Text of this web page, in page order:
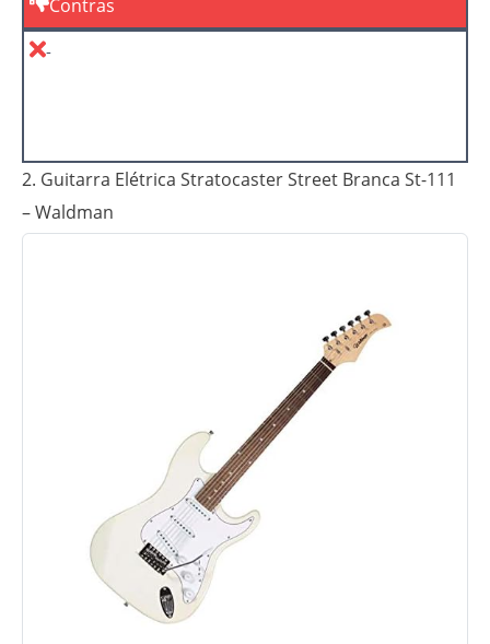
Contras
-
2. Guitarra Elétrica Stratocaster Street Branca St-111
– Waldman